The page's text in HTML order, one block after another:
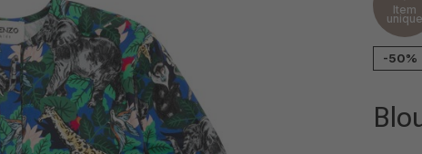
Item
-50%